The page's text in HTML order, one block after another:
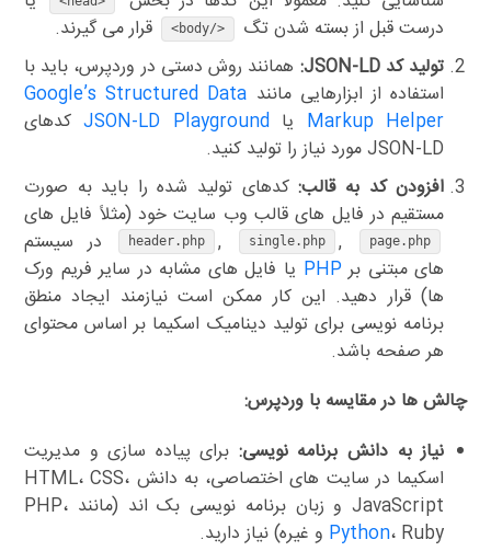
درست قبل از بسته شدن تگ
</body>
قرار می گیرند.
تولید کد JSON-LD:
همانند روش دستی در وردپرس، باید با
استفاده از ابزارهایی مانند Google’s Structured Data
Markup Helper یاJSON-LD Playgroundکدهای
JSON-LD مورد نیاز را تولید کنید.
افزودن کد به قالب:کدهای تولید شده را باید به صورت
مستقیم در فایل های قالب وب سایت خود (مثلاً فایل های
header.php , single.php , page.php
در سیستم
های مبتنی برPHP یا فایل های مشابه در سایر فریم ورک
ها) قرار دهید. این کار ممکن است نیازمند ایجاد منطق
برنامه نویسی برای تولید دینامیک اسکیما بر اساس محتوای
هر صفحه باشد.
چالش ها در مقایسه با وردپرس:
نیاز به دانش برنامه نویسی: برای پیاده سازی و مدیریت
اسکیما در سایت های اختصاصی، به دانش HTML، CSS،
JavaScript و زبان برنامه نویسی بک اند (مانند PHP،
Python، Ruby و غیره) نیاز دارید.